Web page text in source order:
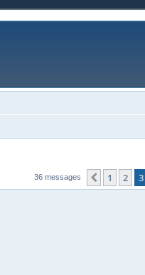
36 messages Précédente
1 2 3